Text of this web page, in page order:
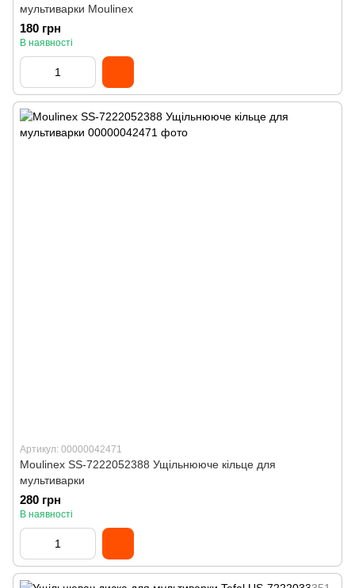
мультиварки Moulinex
180 грн
В наявності
Артикул: 00000042471
Moulinex SS-7222052388 Ущільнююче кільце для
мультиварки
280 грн
В наявності